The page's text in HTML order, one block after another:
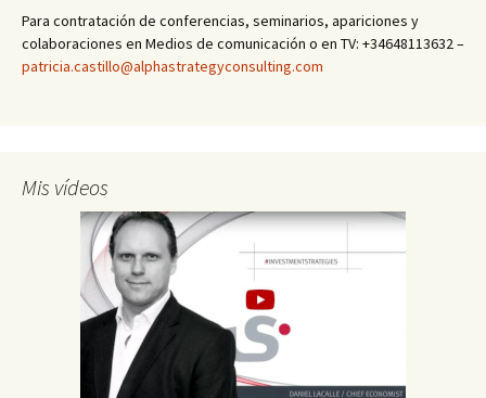
Para contratación de conferencias, seminarios, apariciones y
colaboraciones en Medios de comunicación o en TV: +34648113632 –
patricia.castillo@alphastrategyconsulting.com
Mis vídeos